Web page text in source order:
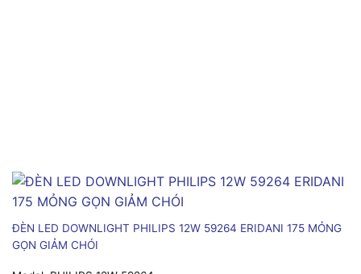
ĐÈN LED DOWNLIGHT PHILIPS 12W 59264 ERIDANI 175 MỎNG
GỌN GIẢM CHÓI